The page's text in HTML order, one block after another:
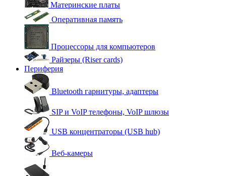
Материнские платы
Оперативная память
Процессоры для компьютеров
Райзеры (Riser cards)
Периферия
Bluetooth гарнитуры, адаптеры
SIP и VoIP телефоны, VoIP шлюзы
USB концентраторы (USB hub)
Веб-камеры